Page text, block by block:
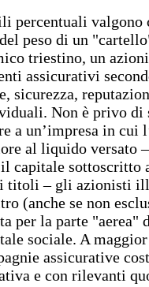
percentuali valgono
peso di un
triestino, un
assicurativi
sicurezza,
Non è privo
a un’impresa in cui
al liquido versato
capitale sottoscritto
titoli – gli azionisti
(anche se non
per la parte "aerea"
sociale. A
assicurative
e con rilevanti